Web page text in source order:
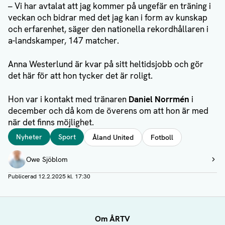
– Vi har avtalat att jag kommer på ungefär en träning i
veckan och bidrar med det jag kan i form av kunskap
och erfarenhet, säger den nationella rekordhållaren i
a-landskamper, 147 matcher.
Anna Westerlund är kvar på sitt heltidsjobb och gör
det här för att hon tycker det är roligt.
Hon var i kontakt med tränaren Daniel Norrmén i
december och då kom de överens om att hon är med
när det finns möjlighet.
Taggar
Nyheter Sport Åland United Fotboll
Författare
Owe Sjöblom
Visa profil
Publicerad 12.2.2025 kl. 17:30
Om ÅRTV